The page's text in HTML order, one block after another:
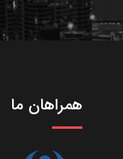
همراهان ما